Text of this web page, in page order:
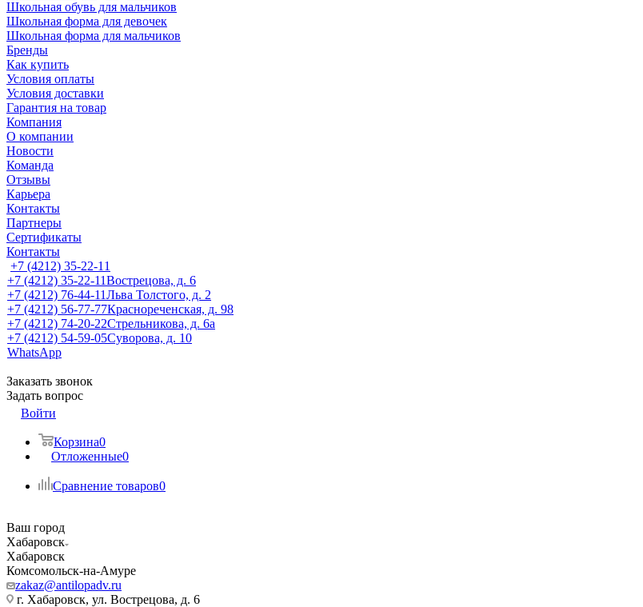
Школьная обувь для мальчиков
Школьная форма для девочек
Школьная форма для мальчиков
Бренды
Как купить
Условия оплаты
Условия доставки
Гарантия на товар
Компания
О компании
Новости
Команда
Отзывы
Карьера
Контакты
Партнеры
Сертификаты
Контакты
+7 (4212) 35-22-11
+7 (4212) 35-22-11Вострецова, д. 6
+7 (4212) 76-44-11Льва Толстого, д. 2
+7 (4212) 56-77-77Краснореченская, д. 98
+7 (4212) 74-20-22Стрельникова, д. 6а
+7 (4212) 54-59-05Суворова, д. 10
WhatsApp
Заказать звонок
Задать вопрос
Войти
Корзина0
Отложенные0
Сравнение товаров0
Ваш город
Хабаровск
Хабаровск
Комсомольск-на-Амуре
zakaz@antilopadv.ru
г. Хабаровск, ул. Вострецова, д. 6